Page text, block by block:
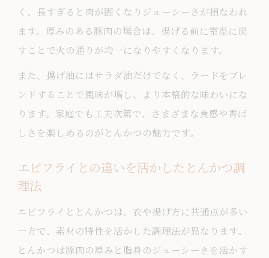
く、長すぎると肉が固くなりジューシーさが損なわれ
ます。厚みのある豚肉の場合は、揚げる前に室温に戻
すことで火の通りが均一になりやすくなります。
また、揚げ油にはサラダ油だけでなく、ラードをブレ
ンドすることで風味が増し、より本格的な味わいにな
ります。家庭でも工夫次第で、さまざまな食感や香ば
しさを楽しめるのがとんかつの魅力です。
エビフライとの違いを活かしたとんかつ調
理法
エビフライととんかつは、衣や揚げ方に共通点が多い
一方で、素材の特性を活かした調理法が異なります。
とんかつは豚肉の厚みと脂身のジューシーさを活かす